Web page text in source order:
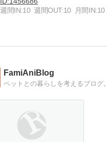
週間IN:10 週間OUT:10 月間IN:10
FamiAniBlog
ペットとの暮らしを考えるブログ。